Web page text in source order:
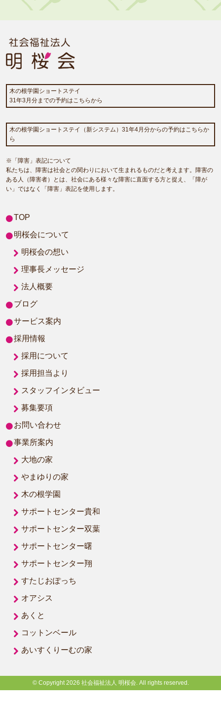
木の根学園ショートステイ
31年3月分までの予約はこちらから
木の根学園ショートステイ（新システム）31年4月分からの予約はこちらか
ら
※「障害」表記について
私たちは、障害は社会との関わりにおいて生まれるものだと考えます。障害の
ある人（障害者）とは、社会にある様々な障害に直面する方と捉え、「障が
い」ではなく「障害」表記を使用します。
TOP
明桜会について
明桜会の想い
理事長メッセージ
法人概要
ブログ
サービス案内
採用情報
採用について
採用担当より
スタッフインタビュー
募集要項
お問い合わせ
事業所案内
大地の家
やまゆりの家
木の根学園
サポートセンター貴和
サポートセンター双葉
サポートセンター曙
サポートセンター翔
すたじおぽっち
オアシス
あくと
コットンベール
あいすくりーむの家
© Copyright 2026 社会福祉法人 明桜会. All rights reserved.